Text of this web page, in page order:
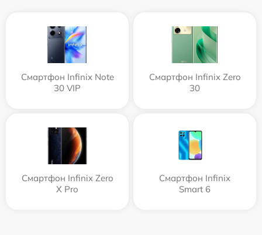
Смартфон Infinix Note
30 VIP
Смартфон Infinix Zero
30
Смартфон Infinix Zero
X Pro
Смартфон Infinix
Smart 6